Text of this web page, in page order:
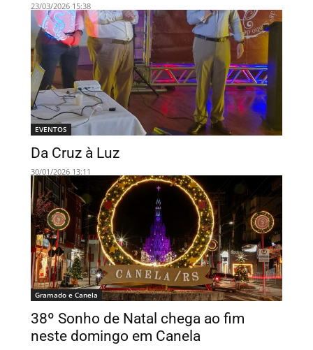
23/03/2026 15:38
EVENTOS
Da Cruz à Luz
30/01/2026 13:11
Gramado e Canela
38º Sonho de Natal chega ao fim
neste domingo em Canela